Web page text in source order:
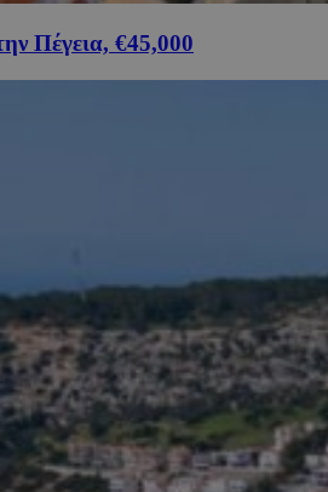
Πέγεια, €45,000